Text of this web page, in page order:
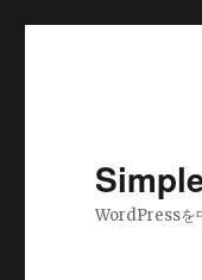
WordPressを